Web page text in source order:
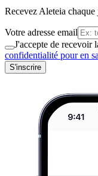
Recevez Aleteia
Votre adresse email
J'accepte de recevoir
confidentialité pour en
S'inscrire